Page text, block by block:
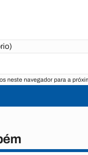
neste navegador para a